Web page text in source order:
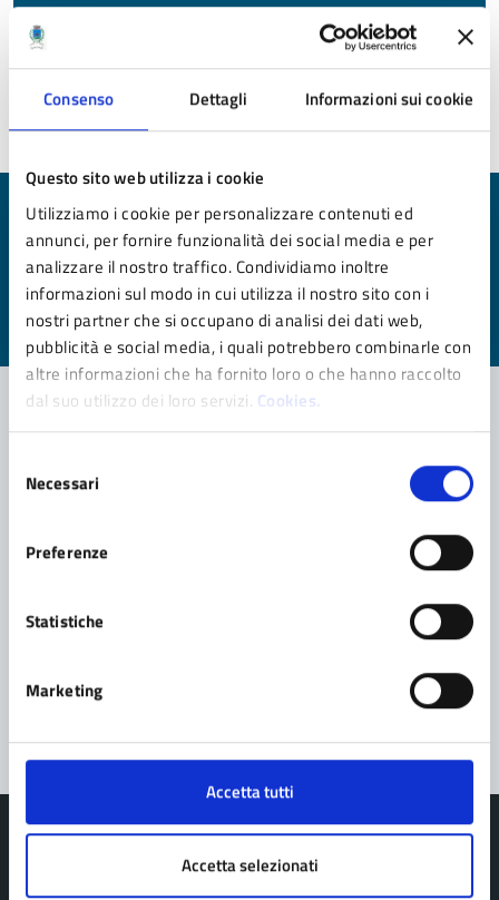
Consenso Dettagli Informazioni sui cookie
Questo sito web utilizza i cookie
Utilizziamo i cookie per personalizzare contenuti ed
annunci, per fornire funzionalità dei social media e per
analizzare il nostro traffico. Condividiamo inoltre
informazioni sul modo in cui utilizza il nostro sito con i
nostri partner che si occupano di analisi dei dati web,
pubblicità e social media, i quali potrebbero combinarle con
altre informazioni che ha fornito loro o che hanno raccolto
dal suo utilizzo dei loro servizi. Cookies.
delNecessari
Preferenze
Statistiche
Marketing
Accetta tutti
Accetta selezionati
In AppenninoModenese
Sito Ufficiale di Informazione Turistica dell'Appennino
Modenese
Quanto sono chiare le informazioni su questa
pagina?
Valuta da 1 a 5 stelle la pagina
Valuta 5 stelle su 5
Valuta 4 stelle su 5
Valuta 3 stelle su 5
Valuta 2 stelle su 5
Valuta 1 stelle su 5
Richiedi assistenza
Segnala disservizio